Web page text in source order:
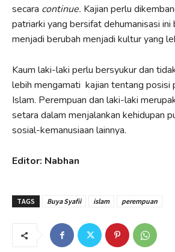
secara continue. Kajian perlu
patriarki yang bersifat dehumanisasi ini
menjadi berubah menjadi kultur yang
Kaum laki-laki perlu bersyukur dan
lebih mengamati kajian tentang posisi
Islam. Perempuan dan laki-laki
setara dalam menjalankan kehidupan
sosial-kemanusiaan lainnya.
Editor: Nabhan
TAGS Buya Syafii islam perempuan